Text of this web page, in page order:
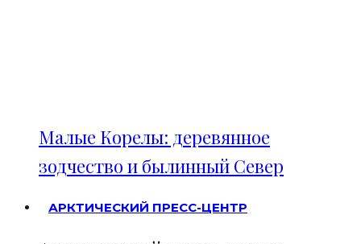
Малые Корелы: деревянное
зодчество и былинный Север
АРКТИЧЕСКИЙ ПРЕСС-ЦЕНТР